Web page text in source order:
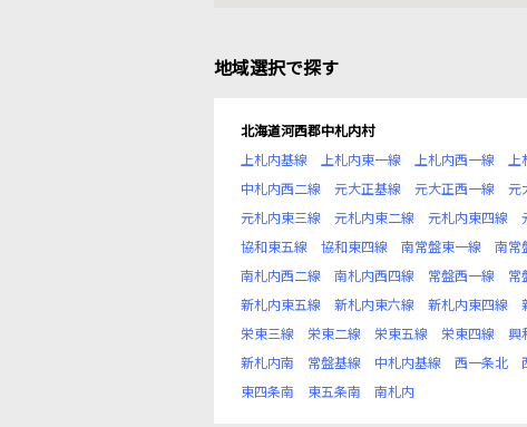
地域選択で探す
北海道河西郡中札内村
上札内基線
上札内東一線 上札内西一線
中札内西二線
元大正基線 元大正西一線 元
元札内東三線
元札内東二線 元札内東四線
協和東五線
協和東四線 南常盤東一線 南常
南札内西二線
南札内西四線 常盤西一線 常
新札内東五線
新札内東六線 新札内東四線
栄東三線
栄東二線 栄東五線 栄東四線 興
新札内南
常盤基線 中札内基線 西一条北
東四条南
東五条南 南札内